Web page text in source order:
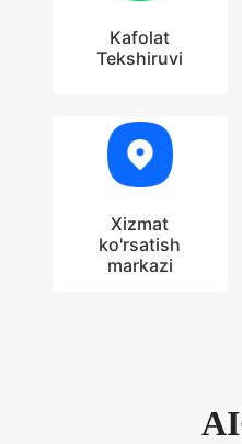
Kafolat
Tekshiruvi
Xizmat
ko'rsatish
markazi